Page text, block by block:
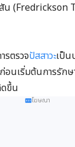
น (Fredrickson
รตรวจปัสสาวะเป็น
ก่อนเริ่มต้นการรั
ดขึ้น
โฆษณา